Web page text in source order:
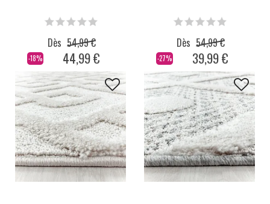
-18%
Dès 54,99 €
44,99 € -27%
Dès 54,99 €
39,99 €